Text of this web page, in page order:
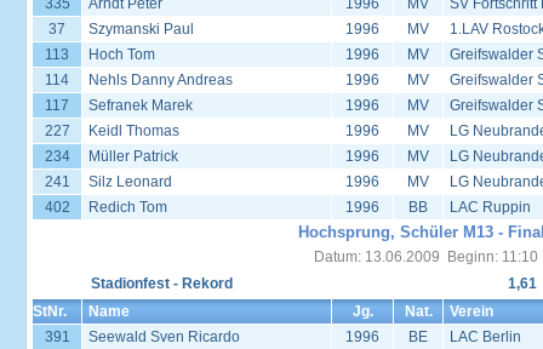
335
Arndt Peter 1996 MV
SV Fortschritt
37
Szymanski Paul 1996 MV
1.LAV
113
Hoch Tom 1996 MV
Greifswalder
114
Nehls Danny Andreas 1996 MV
Greifswalder
117
Sefranek Marek 1996 MV
Greifswalder
227
Keidl Thomas 1996 MV
LG
234
Müller Patrick 1996 MV
LG
241
Silz Leonard 1996 MV
LG
402
Redich Tom 1996 BB LAC Ruppin
Hochsprung, Schüler M13 -
Datum: 13.06.2009 Beginn: 11:10
Stadionfest - Rekord
1,61
StNr.
Name Jg. Nat.
Verein
391
Seewald Sven Ricardo 1996 BE
LAC Berlin